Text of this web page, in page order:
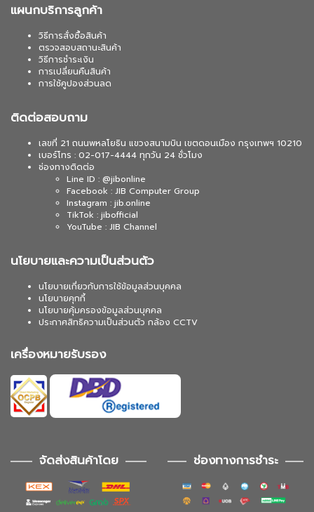
แผนกบริการลูกค้า
วิธีการสั่งซื้อสินค้า
ตรวจสอบสถานะสินค้า
วิธีการชำระเงิน
การเปลี่ยนคืนสินค้า
การใช้คูปองส่วนลด
ติดต่อสอบถาม
เลขที่ 21 ถนนพหลโยธิน แขวงสนามบิน เขตดอนเมือง กรุงเทพฯ 10210
เบอร์โทร : 02-017-4444 ทุกวัน 24 ชั่วโมง
ช่องทางติดต่อ
Line ID : @jibonline
Facebook : JIB Computer Group
Instagram : jib.online
TikTok : jibofficial
YouTube : JIB Channel
นโยบายและความเป็นส่วนตัว
นโยบายเกี่ยวกับการใช้ข้อมูลส่วนบุคคล
นโยบายคุกกี้
นโยบายคุ้มครองข้อมูลส่วนบุคคล
ประกาศสิทธิความเป็นส่วนตัว กล้อง CCTV
เครื่องหมายรับรอง
จัดส่งสินค้าโดย ช่องทางการชำระ